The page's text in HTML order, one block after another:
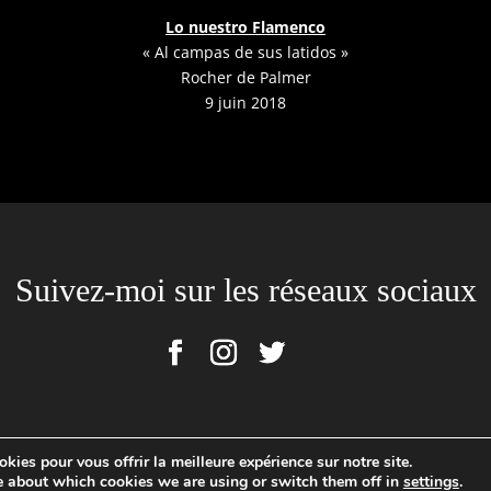
Lo nuestro Flamenco
« Al campas de sus latidos »
Rocher de Palmer
9 juin 2018
Suivez-moi sur les réseaux sociaux
Professionnel, N°SIRET : 520465949 00029 | 2020 © TOUTES PHOTOS SUR
pour vous offrir la meilleure expérience sur notre site.
about which cookies we are using or switch them off in settings.